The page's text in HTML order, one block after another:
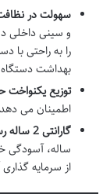
سهولت در
و سینی داخلی
را به راحتی با
بهداشت
توزیع یکنواخت
اطمینان می
گارانتی 2 ساله رسمی (مهم برای اطمینان خاطر):
ساله، آسودگی
از سرمایه